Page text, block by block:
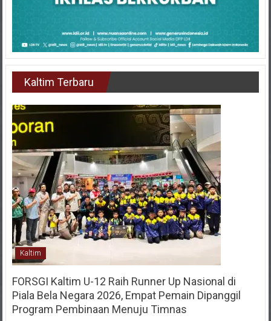
Kaltim Terbaru
Kaltim
FORSGI Kaltim U-12 Raih Runner Up Nasional di
Piala Bela Negara 2026, Empat Pemain Dipanggil
Program Pembinaan Menuju Timnas